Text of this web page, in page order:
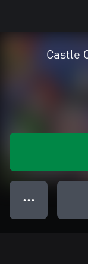
Castle
● ● ●